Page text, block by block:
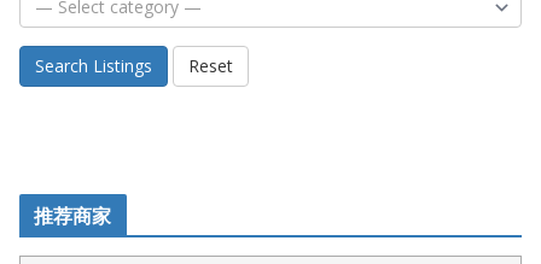
Search Listings Reset
推荐商家